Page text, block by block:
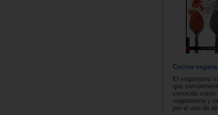
Cocina
El veganismo
que
conocido como
vegetariana y
por el uso de